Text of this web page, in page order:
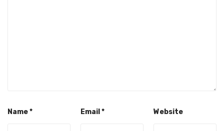
Name* Email * Website